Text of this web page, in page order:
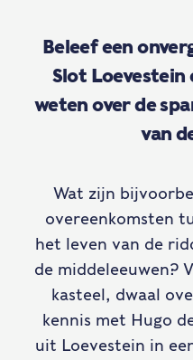
Beleef een
Slot Loevestein
weten over de
van
Wat zijn
overeenkomsten
het leven van de
de middeleeuwen?
kasteel, dwaal
kennis met Hugo
uit Loevestein in